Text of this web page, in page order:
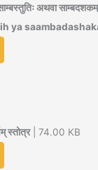
अथवा
ya
स्तोत्र| 74.00 KB